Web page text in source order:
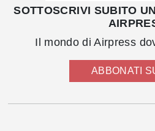
SOTTOSCRIVI SUBITO
Il mondo di Airpress
ABBONATI